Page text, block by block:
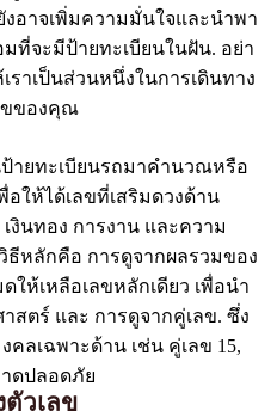
อาจเพิ่มความมั่นใจและนำพา
จะมีป้ายทะเบียนในฝัน. อย่า
ราเป็นส่วนหนึ่งในการเดินทาง
ขของคุณ
ายทะเบียนรถมาคำนวณหรือ
ให้ได้เลขที่เสริมดวงด้าน
เงินทอง การงาน และความ
หลักคือ การดูจากผลรวมของ
ให้เหลือเลขหลักเดียว เพื่อนำ
สตร์ และ การดูจากคู่เลข. ซึ่ง
ลเฉพาะด้าน เช่น คู่เลข 15,
ดปลอดภัย
วเลข